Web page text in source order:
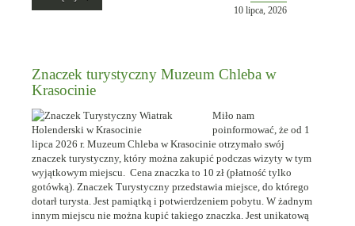
tydzień
2026
za
nami!”
w
10 lipca, 2026
Znaczek turystyczny Muzeum Chleba w
Krasocinie
Miło nam
poinformować, że od 1
lipca 2026 r. Muzeum Chleba w Krasocinie otrzymało swój
znaczek turystyczny, który można zakupić podczas wizyty w tym
wyjątkowym miejscu. Cena znaczka to 10 zł (płatność tylko
gotówką). Znaczek Turystyczny przedstawia miejsce, do którego
dotarł turysta. Jest pamiątką i potwierdzeniem pobytu. W żadnym
innym miejscu nie można kupić takiego znaczka. Jest unikatową